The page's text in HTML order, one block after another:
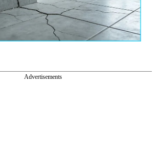
Advertisements